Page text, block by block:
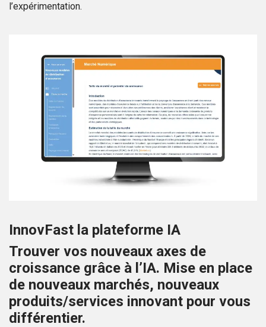
l’expérimentation.
InnovFast la plateforme IA
Trouver vos nouveaux axes de
croissance grâce à l’IA. Mise en place
de nouveaux marchés, nouveaux
produits/services innovant pour vous
différentier.